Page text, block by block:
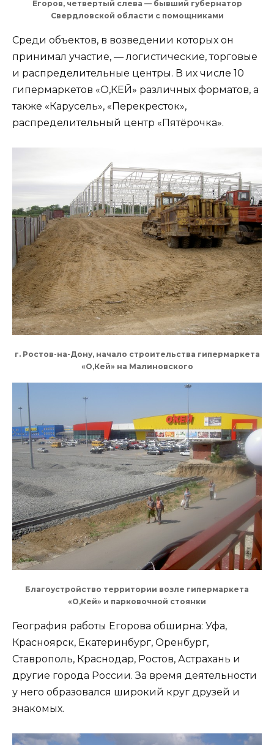
Егоров, четвертый слева — бывший губернатор
Свердловской области с помощниками
Среди объектов, в возведении которых он
принимал участие, — логистические, торговые
и распределительные центры. В их числе 10
гипермаркетов «О,КЕЙ» различных форматов, а
также «Карусель», «Перекресток»,
распределительный центр «Пятёрочка».
г. Ростов-на-Дону, начало строительства гипермаркета
«О,Кей» на Малиновского
Благоустройство территории возле гипермаркета
«О,Кей» и парковочной стоянки
География работы Егорова обширна: Уфа,
Красноярск, Екатеринбург, Оренбург,
Ставрополь, Краснодар, Ростов, Астрахань и
другие города России. За время деятельности
у него образовался широкий круг друзей и
знакомых.